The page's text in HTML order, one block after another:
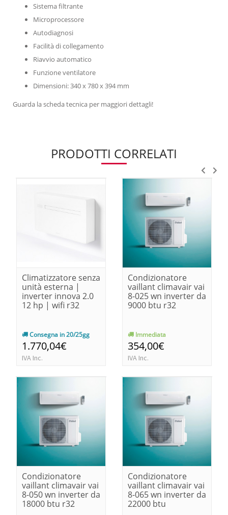
Sistema filtrante
Microprocessore
Autodiagnosi
Facilità di collegamento
Riavvio automatico
Funzione ventilatore
Dimensioni: 340 x 780 x 394 mm
Guarda la scheda tecnica per maggiori dettagli!
PRODOTTI CORRELATI
Climatizzatore senza
unità esterna |
inverter innova 2.0
12 hp | wifi r32
Consegna in 20/25gg
1.770,04€
IVA Inc.
Condizionatore
vaillant climavair vai
8-025 wn inverter da
9000 btu r32
Immediata
354,00€
IVA Inc.
Condizionatore
vaillant climavair vai
8-050 wn inverter da
18000 btu r32
Condizionatore
vaillant climavair vai
8-065 wn inverter da
22000 btu